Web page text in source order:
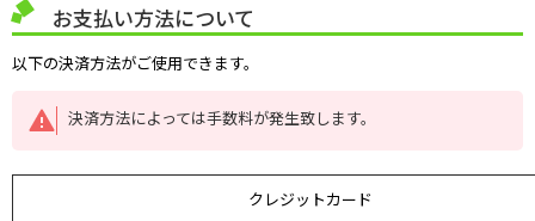
お支払い方法について
以下の決済方法がご使用できます。
決済方法によっては手数料が発生致します。
クレジットカード